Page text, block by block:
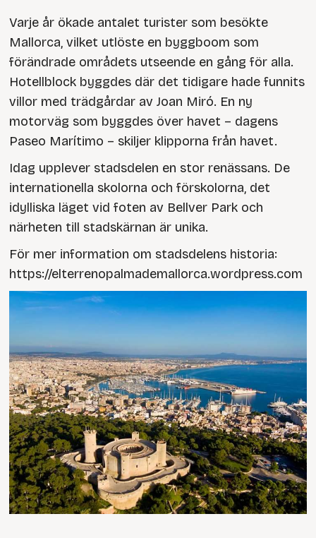
Varje år ökade antalet turister som besökte
Mallorca, vilket utlöste en byggboom som
förändrade områdets utseende en gång för alla.
Hotellblock byggdes där det tidigare hade funnits
villor med trädgårdar av Joan Miró. En ny
motorväg som byggdes över havet – dagens
Paseo Marítimo – skiljer klipporna från havet.
Idag upplever stadsdelen en stor renässans. De
internationella skolorna och förskolorna, det
idylliska läget vid foten av Bellver Park och
närheten till stadskärnan är unika.
För mer information om stadsdelens historia:
https://elterrenopalmademallorca.wordpress.com